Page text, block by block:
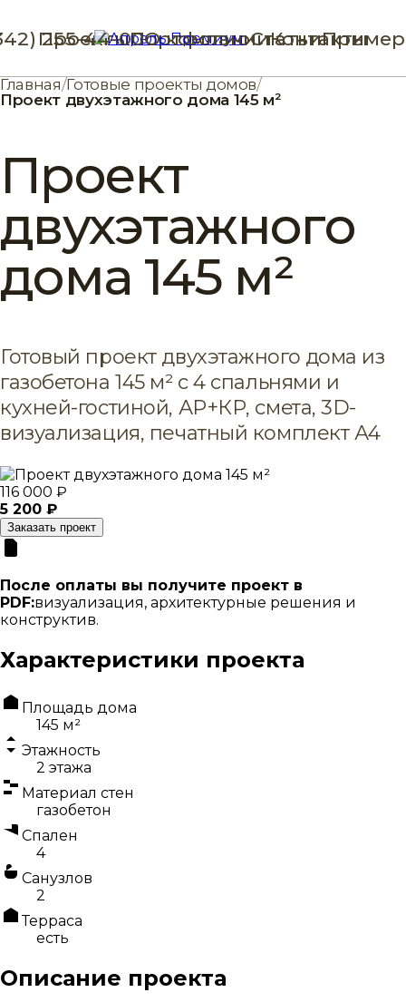
ПроектыПортфолиоСтатьиПример
255-44-00О компанииКонтакты
Главная/Готовые проекты домов/
Проект двухэтажного дома 145 м²
Проект
двухэтажного
дома 145 м²
Готовый проект двухэтажного дома из
газобетона 145 м² с 4 спальнями и
кухней-гостиной, АР+КР, смета, 3D-
визуализация, печатный комплект А4
116 000 ₽
5 200 ₽
Заказать проект
После оплаты вы получите проект в
PDF:визуализация, архитектурные решения и
конструктив.
Характеристики проекта
Площадь дома
145 м²
Этажность
2 этажа
Материал стен
газобетон
Спален
4
Санузлов
2
Терраса
есть
Описание проекта